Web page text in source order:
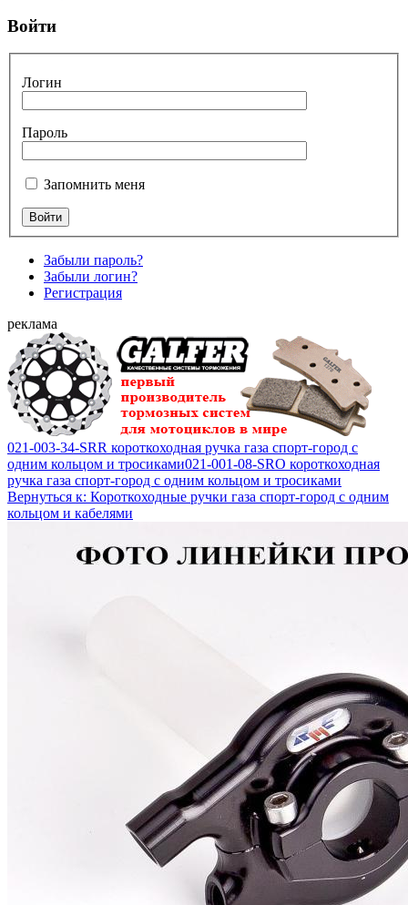
Войти
Логин
Пароль
Запомнить меня
Забыли пароль?
Забыли логин?
Регистрация
реклама
021-003-34-SRR короткоходная ручка газа спорт-город с
одним кольцом и тросиками021-001-08-SRO короткоходная
ручка газа спорт-город с одним кольцом и тросиками
Вернуться к: Короткоходные ручки газа спорт-город с одним
кольцом и кабелями